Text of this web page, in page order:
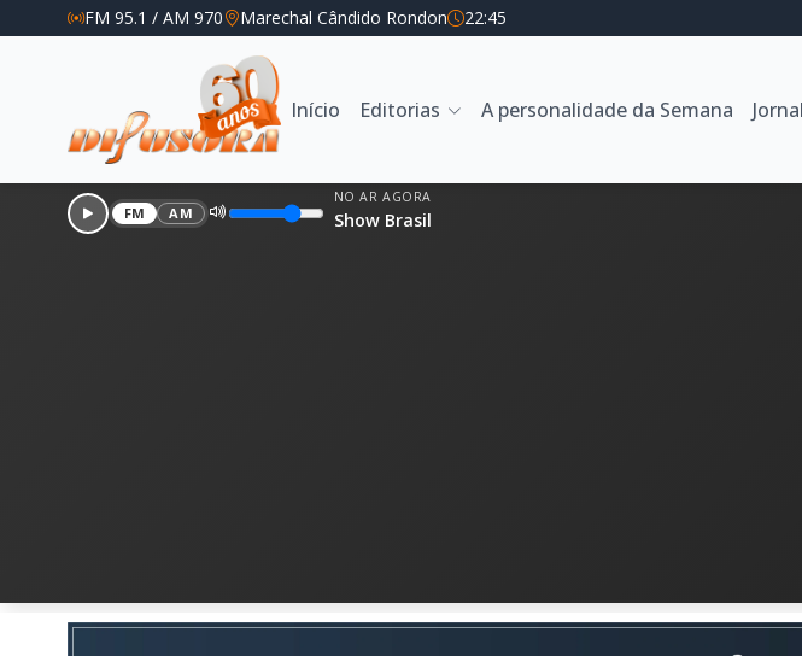
FM 95.1 / AM 970 Marechal Cândido Rondon 22:45
Início Editorias A personalidade da Semana
FM AM
NO AR AGORA
Show Brasil